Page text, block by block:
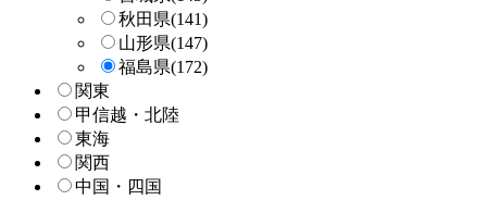
秋田県(141)
山形県(147)
福島県(172)
関東
甲信越・北陸
東海
関西
中国・四国